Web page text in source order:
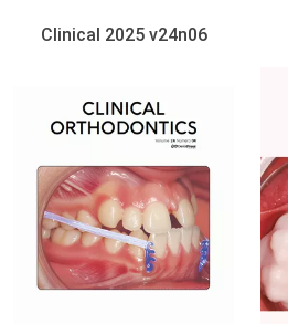
Clinical 2025 v24n06